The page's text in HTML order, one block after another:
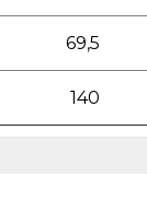
69,5
140